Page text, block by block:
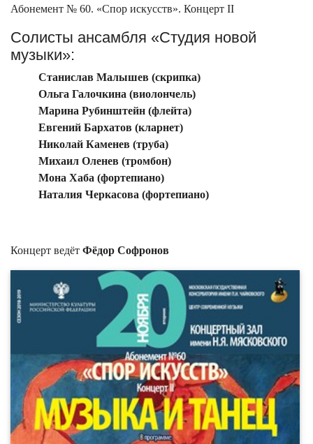
Абонемент № 60. «Спор искусств». Концерт II
Солисты ансамбля «Студия новой
музыки»:
Станислав Малышев (скрипка)
Ольга Галочкина (виолончель)
Марина Рубинштейн (флейта)
Евгений Бархатов (кларнет)
Николай Каменев (труба)
Михаил Оленев (тромбон)
Мона Хаба (фортепиано)
Наталия Черкасова (фортепиано)
Концерт ведёт Фёдор Софронов